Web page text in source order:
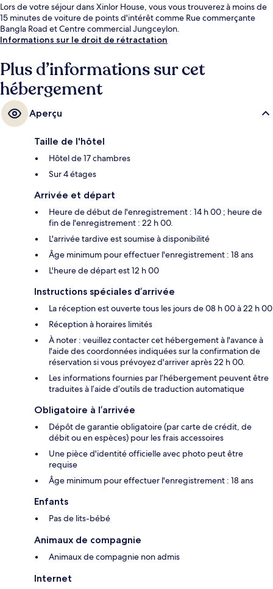
Lors de votre séjour dans Xinlor House, vous vous trouverez à moins de
15 minutes de voiture de points d'intérêt comme Rue commerçante
Bangla Road et Centre commercial Jungceylon.
Informations sur le droit de rétractation
Plus d’informations sur cet
hébergement
Aperçu
Taille de l'hôtel
Hôtel de 17 chambres
Sur 4 étages
Arrivée et départ
Heure de début de l'enregistrement : 14 h 00 ; heure de
fin de l'enregistrement : 22 h 00.
L'arrivée tardive est soumise à disponibilité
Âge minimum pour effectuer l'enregistrement : 18 ans
L'heure de départ est 12 h 00
Instructions spéciales d’arrivée
La réception est ouverte tous les jours de 08 h 00 à 22 h 00
Réception à horaires limités
À noter : veuillez contacter cet hébergement à l'avance à
l'aide des coordonnées indiquées sur la confirmation de
réservation si vous prévoyez d'arriver après 22 h 00.
Les informations fournies par l’hébergement peuvent être
traduites à l’aide d’outils de traduction automatique
Obligatoire à l’arrivée
Dépôt de garantie obligatoire (par carte de crédit, de
débit ou en espèces) pour les frais accessoires
Une pièce d'identité officielle avec photo peut être
requise
Âge minimum pour effectuer l'enregistrement : 18 ans
Enfants
Pas de lits-bébé
Animaux de compagnie
Animaux de compagnie non admis
Internet